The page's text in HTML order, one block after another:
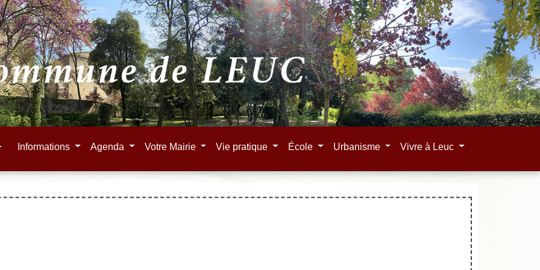
Informations Agenda Votre Mairie Vie pratique École Urbanisme Vivre à Leuc